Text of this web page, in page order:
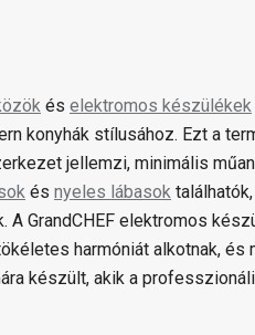
és elektromos készülékek
konyhák stílusához. Ezt a
jellemzi, minimális
és nyeles lábasok
A GrandCHEF elektromos
harmóniát alkotnak,
készült, akik a